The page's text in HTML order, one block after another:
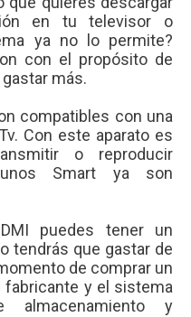
en tu televisor o
ya no lo permite?
con el propósito de
más.
compatibles con una
Con este aparato es
o reproducir
Smart ya son
puedes tener un
tendrás que gastar de
de comprar un
fabricante y el sistema
almacenamiento y